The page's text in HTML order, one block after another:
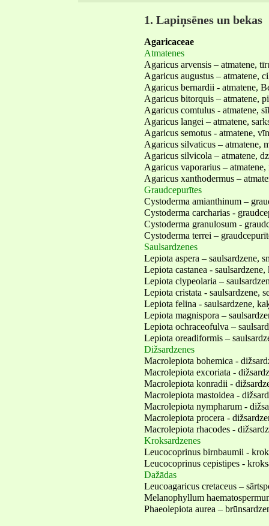
1. Lapiņsēnes un bekas
Agaricaceae
Atmatenes
Agaricus arvensis – atmatene,
Agaricus augustus – atmatene,
Agaricus bernardii - atmatene,
Agaricus bitorquis – atmatene,
Agaricus comtulus - atmatene,
Agaricus langei – atmatene,
Agaricus semotus - atmatene,
Agaricus silvaticus – atmatene,
Agaricus silvicola – atmatene,
Agaricus vaporarius –
Agaricus xanthodermus –
Graudcepurītes
Cystoderma amianthinum –
Cystoderma carcharias -
Cystoderma granulosum -
Cystoderma terrei –
Saulsardzenes
Lepiota aspera – saulsardzene,
Lepiota castanea - saulsardzene,
Lepiota clypeolaria –
Lepiota cristata - saulsardzene,
Lepiota felina - saulsardzene,
Lepiota magnispora –
Lepiota ochraceofulva –
Lepiota oreadiformis –
Dižsardzenes
Macrolepiota bohemica -
Macrolepiota excoriata -
Macrolepiota konradii -
Macrolepiota mastoidea -
Macrolepiota nympharum -
Macrolepiota procera -
Macrolepiota rhacodes -
Kroksardzenes
Leucocoprinus birnbaumii -
Leucocoprinus cepistipes -
Dažādas
Leucoagaricus cretaceus –
Melanophyllum
Phaeolepiota aurea –